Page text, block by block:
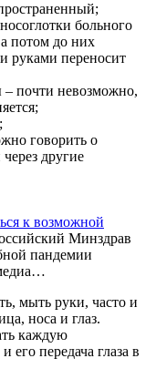
больного
потом до них
руками переносит
почти невозможно,
говорить о
другие
к возможной
Минздрав
пандемии
мыть руки, часто и
носа и глаз.
каждую
его передача глаза в